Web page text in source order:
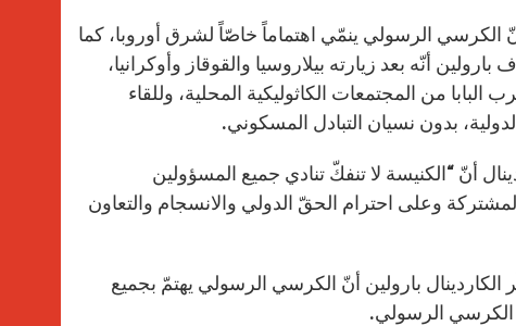
الكرسي الرسولي ينمّي اهتماماً خاصّاً لشرق أوروبا، كما
أنّه بعد زيارته بيلاروسيا والقوقاز وأوكرانيا،
من المجتمعات الكاثوليكية المحلية، وللقاء
بدون نسيان التبادل المسكوني.
أنّ “الكنيسة لا تنفكّ تنادي جميع المسؤولين
وعلى احترام الحقّ الدولي والانسجام والتعاون
بارولين أنّ الكرسي الرسولي يهتمّ بجميع
الكرسي الرسولي.